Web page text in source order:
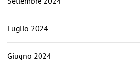
Luglio 2024
Giugno 2024